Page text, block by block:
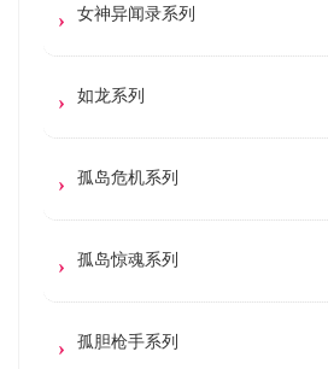
女神异闻录系列
如龙系列
孤岛危机系列
孤岛惊魂系列
孤胆枪手系列